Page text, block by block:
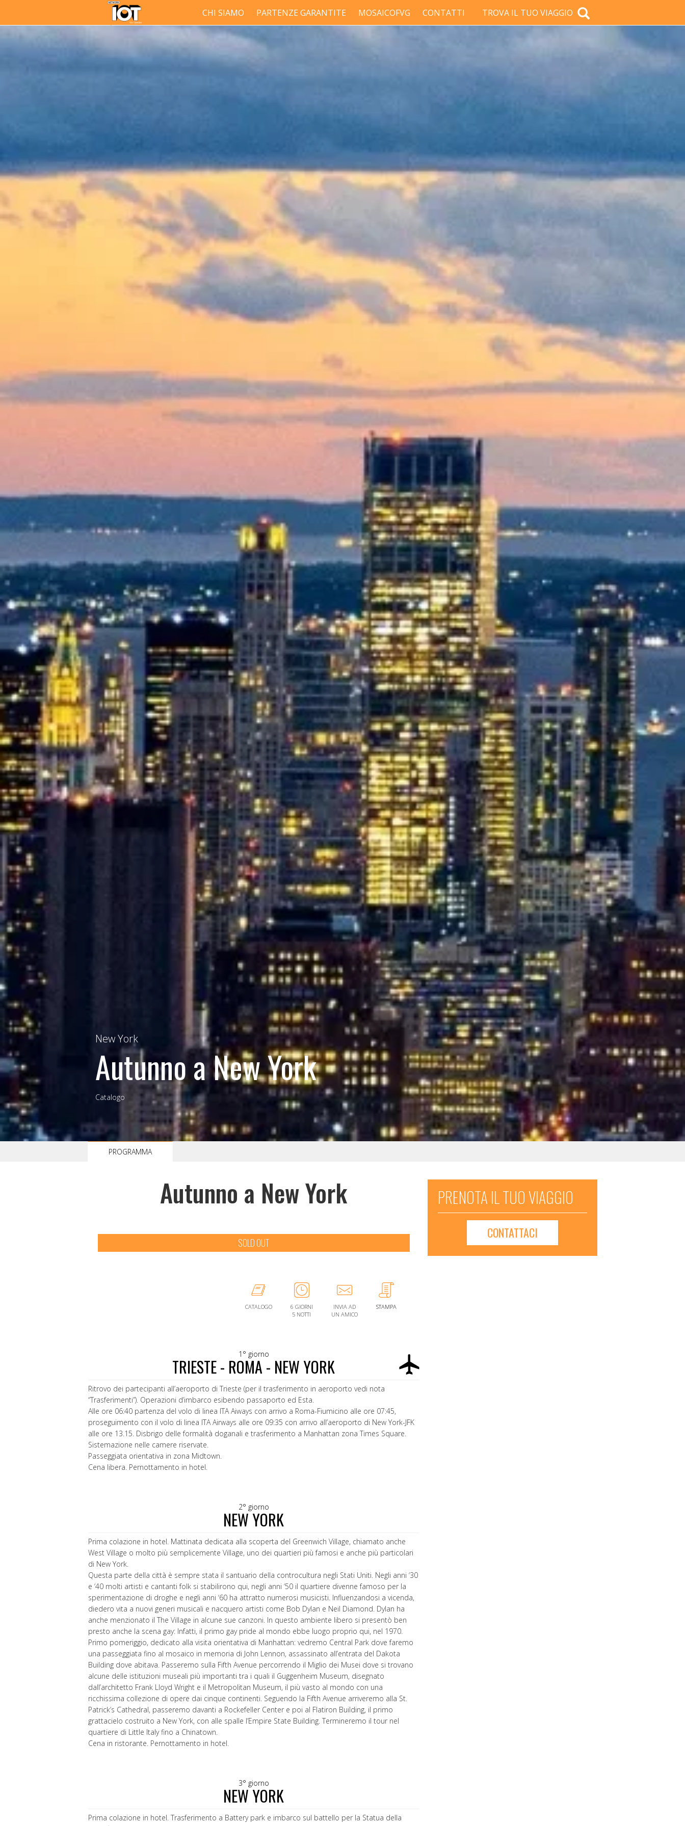
TROVA IL TUO VIAGGIO
CHI SIAMO PARTENZE GARANTITE MOSAICOFVG CONTATTI
New York
Autunno a New York
Catalogo
PROGRAMMA
Autunno a New York
SOLD OUT
CATALOGO
6 GIORNI
5 NOTTI
INVIA AD
UN AMICO
STAMPA
1° giorno
TRIESTE - ROMA - NEW YORK
Ritrovo dei partecipanti all’aeroporto di Trieste (per il trasferimento in aeroporto vedi nota
“Trasferimenti”). Operazioni d’imbarco esibendo passaporto ed Esta.
Alle ore 06:40 partenza del volo di linea ITA Aiways con arrivo a Roma-Fiumicino alle ore 07:45,
proseguimento con il volo di linea ITA Airways alle ore 09:35 con arrivo all’aeroporto di New York-JFK
alle ore 13.15. Disbrigo delle formalità doganali e trasferimento a Manhattan zona Times Square.
Sistemazione nelle camere riservate.
Passeggiata orientativa in zona Midtown.
Cena libera. Pernottamento in hotel.
2° giorno
NEW YORK
Prima colazione in hotel. Mattinata dedicata alla scoperta del Greenwich Village, chiamato anche
West Village o molto più semplicemente Village, uno dei quartieri più famosi e anche più particolari
di New York.
Questa parte della città è sempre stata il santuario della controcultura negli Stati Uniti. Negli anni ‘30
e ‘40 molti artisti e cantanti folk si stabilirono qui, negli anni ‘50 il quartiere divenne famoso per la
sperimentazione di droghe e negli anni ‘60 ha attratto numerosi musicisti. Influenzandosi a vicenda,
diedero vita a nuovi generi musicali e nacquero artisti come Bob Dylan e Neil Diamond. Dylan ha
anche menzionato il The Village in alcune sue canzoni. In questo ambiente libero si presentò ben
presto anche la scena gay: Infatti, il primo gay pride al mondo ebbe luogo proprio qui, nel 1970.
Primo pomeriggio, dedicato alla visita orientativa di Manhattan: vedremo Central Park dove faremo
una passeggiata fino al mosaico in memoria di John Lennon, assassinato all’entrata del Dakota
Building dove abitava. Passeremo sulla Fifth Avenue percorrendo il Miglio dei Musei dove si trovano
alcune delle istituzioni museali più importanti tra i quali il Guggenheim Museum, disegnato
dall’architetto Frank Lloyd Wright e il Metropolitan Museum, il più vasto al mondo con una
ricchissima collezione di opere dai cinque continenti. Seguendo la Fifth Avenue arriveremo alla St.
Patrick’s Cathedral, passeremo davanti a Rockefeller Center e poi al Flatiron Building, il primo
grattacielo costruito a New York, con alle spalle l’Empire State Building. Termineremo il tour nel
quartiere di Little Italy fino a Chinatown.
Cena in ristorante. Pernottamento in hotel.
3° giorno
NEW YORK
Prima colazione in hotel. Trasferimento a Battery park e imbarco sul battello per la Statua della
PRENOTA IL TUO VIAGGIO
CONTATTACI